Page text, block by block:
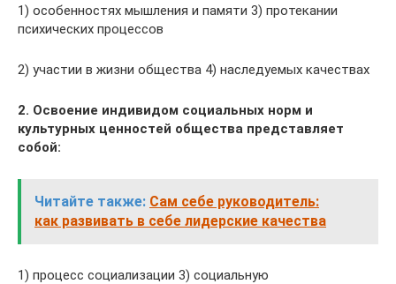
1) особенностях мышления и памяти 3) протекании
психических процессов
2) участии в жизни общества 4) наследуемых качествах
2. Освоение индивидом социальных норм и
культурных ценностей общества представляет
собой:
Читайте также: Сам себе руководитель:
как развивать в себе лидерские качества
1) процесс социализации 3) социальную